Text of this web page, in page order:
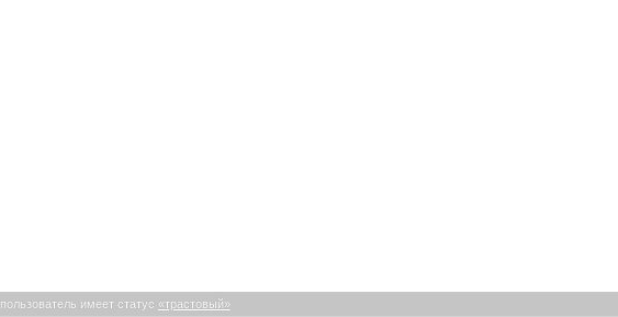
пользователь имеет статус «трастовый»